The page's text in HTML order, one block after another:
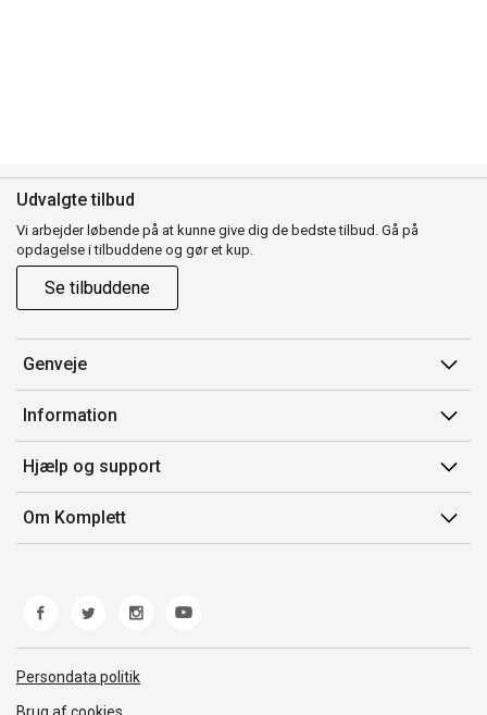
Udvalgte tilbud
Vi arbejder løbende på at kunne give dig de bedste tilbud. Gå på
opdagelse i tilbuddene og gør et kup.
Se tilbuddene
Genveje
Min side
Ordrehistorik
Gavekort
Information
Salgsbetingelser
Mærker/producent
Fortrydelsesret
Hjælp og support
Kontakt os
Kundeservice
Fejl/Mangler
Fragt og levering
Om Komplett
Persondata politik